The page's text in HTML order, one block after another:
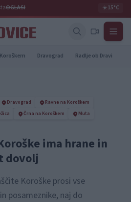
OGLASI ☀️15°C
Dravograd Radlje ob Dravi
Dravograd
Ravne na Koroškem
Črna na Koroškem
Muta
ima hrane in
dovolj
Koroške prosi vse
posameznike, naj do